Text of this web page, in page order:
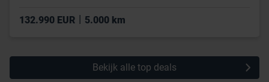
132.990 EUR 5.000 km
Bekijk alle top deals